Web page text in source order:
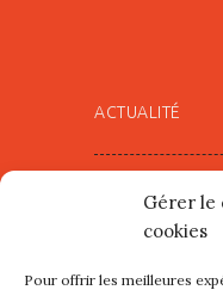
Gérer le
cookies
Pour offrir les meilleures
ACTUALITÉ
mercredi
2026